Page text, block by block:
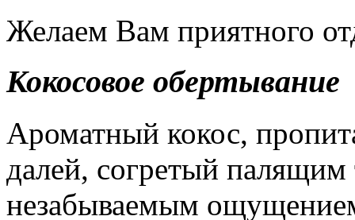
Желаем Вам приятного
Кокосовое обертывание
Ароматный кокос,
далей, согретый
незабываемым